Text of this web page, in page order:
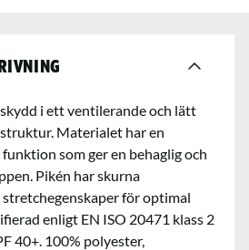
i ett ventilerande och lätt
Materialet har en
som ger en behaglig och
Pikén har skurna
för optimal
enligt EN ISO 20471 klass 2
40+. 100% polyester,